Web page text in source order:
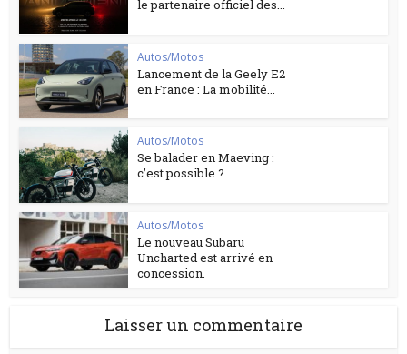
le partenaire officiel des...
Autos/Motos
Lancement de la Geely E2
en France : La mobilité...
Autos/Motos
Se balader en Maeving :
c’est possible ?
Autos/Motos
Le nouveau Subaru
Uncharted est arrivé en
concession.
Laisser un commentaire